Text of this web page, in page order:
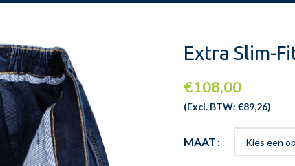
Extra Slim-
€108,00
(Excl. BTW: €89,26)
MAAT